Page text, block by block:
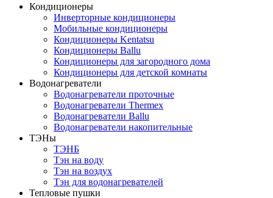
Кондиционеры
Инверторные кондиционеры
Мобильные кондиционеры
Кондиционеры Kentatsu
Кондиционеры Ballu
Кондиционеры для загородного дома
Кондиционеры для детской комнаты
Водонагреватели
Водонагреватели проточные
Водонагреватели Thermex
Водонагреватели Ballu
Водонагреватели накопительные
ТЭНы
ТЭНБ
Тэн на воду
Тэн на воздух
Тэн для водонагревателей
Тепловые пушки